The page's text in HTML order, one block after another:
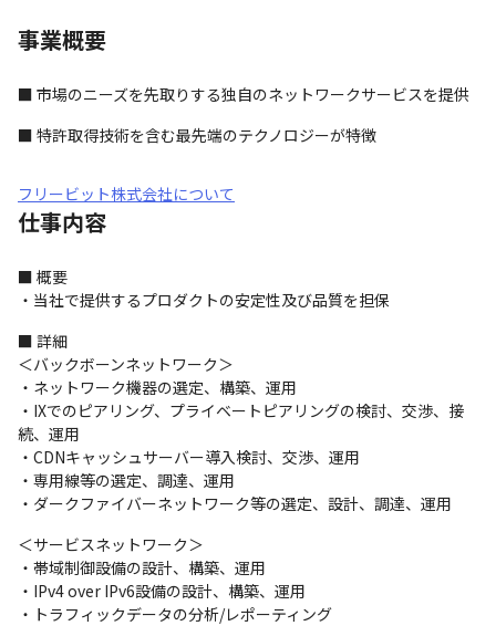
事業概要
■ 市場のニーズを先取りする独自のネットワークサービスを提供
■ 特許取得技術を含む最先端のテクノロジーが特徴
フリービット株式会社について
仕事内容
■ 概要
・当社で提供するプロダクトの安定性及び品質を担保
■ 詳細
＜バックボーンネットワーク＞
・ネットワーク機器の選定、構築、運用
・IXでのピアリング、プライベートピアリングの検討、交渉、接
続、運用
・CDNキャッシュサーバー導入検討、交渉、運用
・専用線等の選定、調達、運用
・ダークファイバーネットワーク等の選定、設計、調達、運用
＜サービスネットワーク＞
・帯域制御設備の設計、構築、運用
・IPv4 over IPv6設備の設計、構築、運用
・トラフィックデータの分析/レポーティング